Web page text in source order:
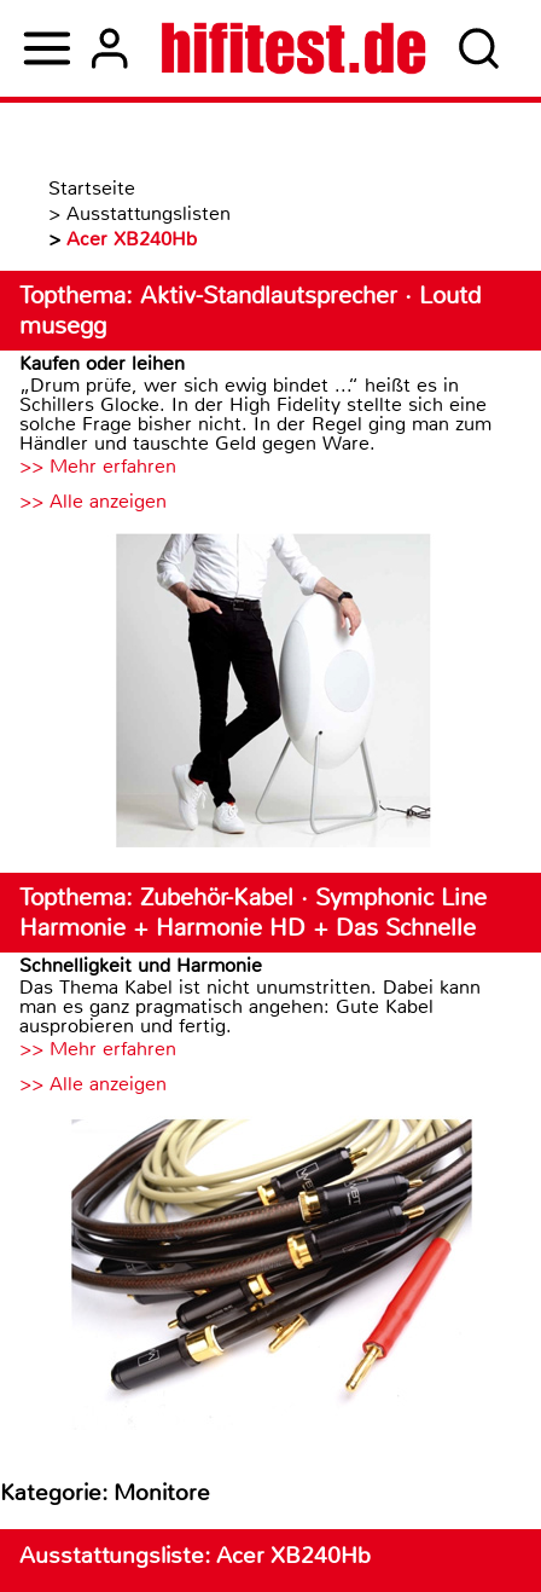
Startseite
> Ausstattungslisten
> Acer XB240Hb
Topthema: Aktiv-Standlautsprecher · Loutd
musegg
Kaufen oder leihen
„Drum prüfe, wer sich ewig bindet ...“ heißt es in
Schillers Glocke. In der High Fidelity stellte sich eine
solche Frage bisher nicht. In der Regel ging man zum
Händler und tauschte Geld gegen Ware.
>> Mehr erfahren
>> Alle anzeigen
Topthema: Zubehör-Kabel · Symphonic Line
Harmonie + Harmonie HD + Das Schnelle
Schnelligkeit und Harmonie
Das Thema Kabel ist nicht unumstritten. Dabei kann
man es ganz pragmatisch angehen: Gute Kabel
ausprobieren und fertig.
>> Mehr erfahren
>> Alle anzeigen
Kategorie: Monitore
Ausstattungsliste: Acer XB240Hb